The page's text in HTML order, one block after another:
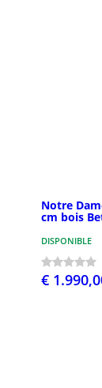
Notre
cm bois
DISPONIBLE
€